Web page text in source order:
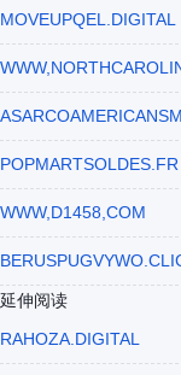
MOVEUPQEL.DIGITAL
POPMARTSOLDES.FR
WWW,D1458,COM
延伸阅读
RAHOZA.DIGITAL